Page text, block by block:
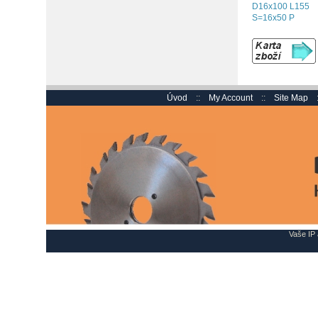
D16x100 L155
S=16x50 P
Úvod :: My Account :: Site Map
Vaše IP